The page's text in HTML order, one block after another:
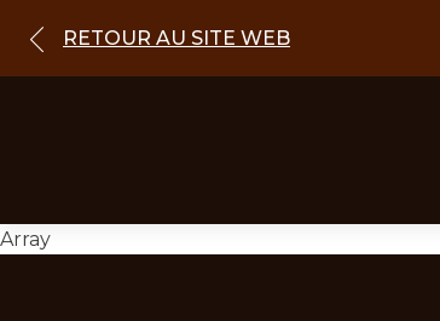
RETOUR AU SITE WEB
Array